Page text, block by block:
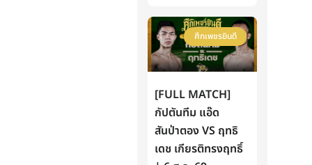
ศึกเพชรยินดี
[FULL MATCH]
กัปตันทีม แอ๊ด
สันป่าตอง VS ฤทธิ
เดช เกียรติทรงฤทธิ์